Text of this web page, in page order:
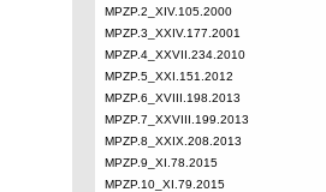
MPZP.2_XIV.105.2000
MPZP.3_XXIV.177.2001
MPZP.4_XXVII.234.2010
MPZP.5_XXI.151.2012
MPZP.6_XVIII.198.2013
MPZP.7_XXVIII.199.2013
MPZP.8_XXIX.208.2013
MPZP.9_XI.78.2015
MPZP.10_XI.79.2015